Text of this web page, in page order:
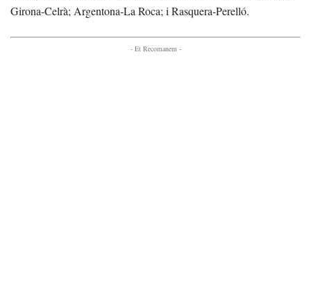
Girona-Celrà; Argentona-La Roca; i Rasquera-Perelló.
- Et Recomanem -